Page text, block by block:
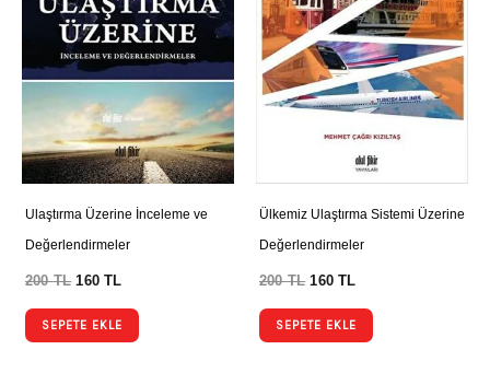
Ulaştırma Üzerine İnceleme ve
Değerlendirmeler
200TL 160TL
SEPETE EKLE
Ülkemiz Ulaştırma Sistemi Üzerine
Değerlendirmeler
200TL 160TL
SEPETE EKLE